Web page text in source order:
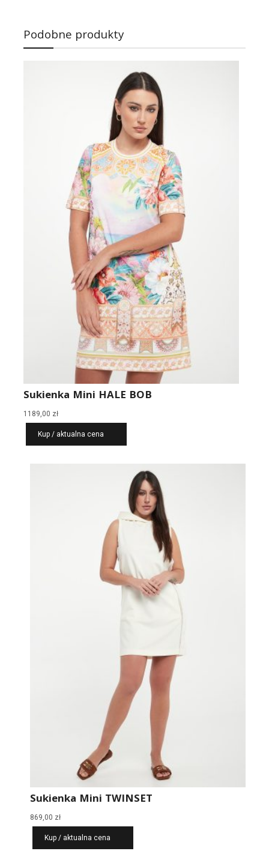
Podobne produkty
Sukienka Mini HALE BOB
1189,00 zł
Kup / aktualna cena
Sukienka Mini TWINSET
869,00 zł
Kup / aktualna cena